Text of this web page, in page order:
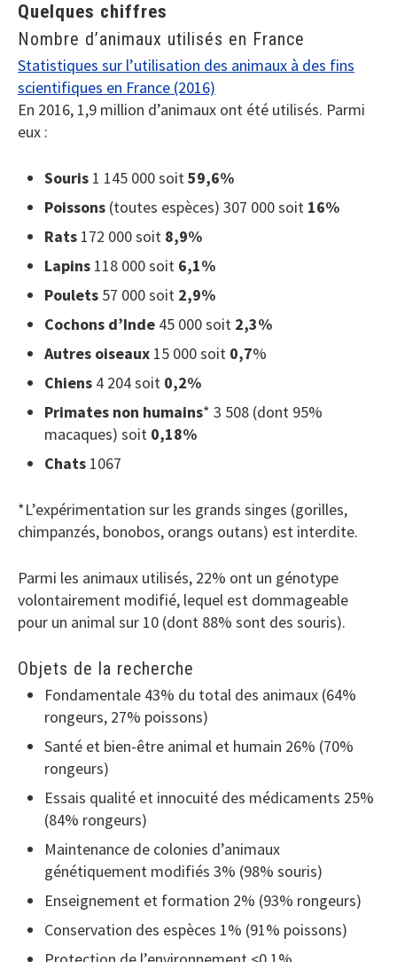
Quelques chiffres
Nombre d’animaux utilisés en France
Statistiques sur l’utilisation des animaux à des fins
scientifiques en France (2016)
En 2016, 1,9 million d’animaux ont été utilisés. Parmi
eux :
Souris 1 145 000 soit59,6%
Poissons (toutes espèces) 307 000 soit 16%
Rats 172 000 soit 8,9%
Lapins 118 000 soit 6,1%
Poulets 57 000 soit 2,9%
Cochons d’Inde 45 000 soit 2,3%
Autres oiseaux 15 000 soit 0,7%
Chiens 4 204 soit 0,2%
Primates non humains* 3 508 (dont 95%
macaques) soit 0,18%
Chats 1067
*L’expérimentation sur les grands singes (gorilles,
chimpanzés, bonobos, orangs outans) est interdite.
Parmi les animaux utilisés, 22% ont un génotype
volontairement modifié, lequel est dommageable
pour un animal sur 10 (dont 88% sont des souris).
Objets de la recherche
Fondamentale 43% du total des animaux (64%
rongeurs, 27% poissons)
Santé et bien-être animal et humain 26% (70%
rongeurs)
Essais qualité et innocuité des médicaments 25%
(84% rongeurs)
Maintenance de colonies d’animaux
génétiquement modifiés 3% (98% souris)
Enseignement et formation 2% (93% rongeurs)
Conservation des espèces 1% (91% poissons)